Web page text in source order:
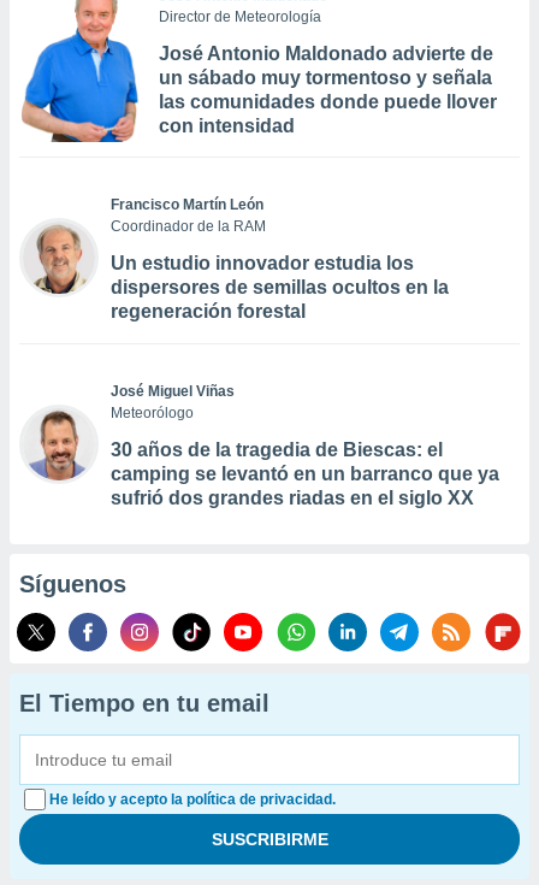
Director de Meteorología
José Antonio Maldonado advierte de
un sábado muy tormentoso y señala
las comunidades donde puede llover
con intensidad
Francisco Martín León
Coordinador de la RAM
Un estudio innovador estudia los
dispersores de semillas ocultos en la
regeneración forestal
José Miguel Viñas
Meteorólogo
30 años de la tragedia de Biescas: el
camping se levantó en un barranco que ya
sufrió dos grandes riadas en el siglo XX
Síguenos
El Tiempo en tu email
He leído y acepto la política de privacidad.